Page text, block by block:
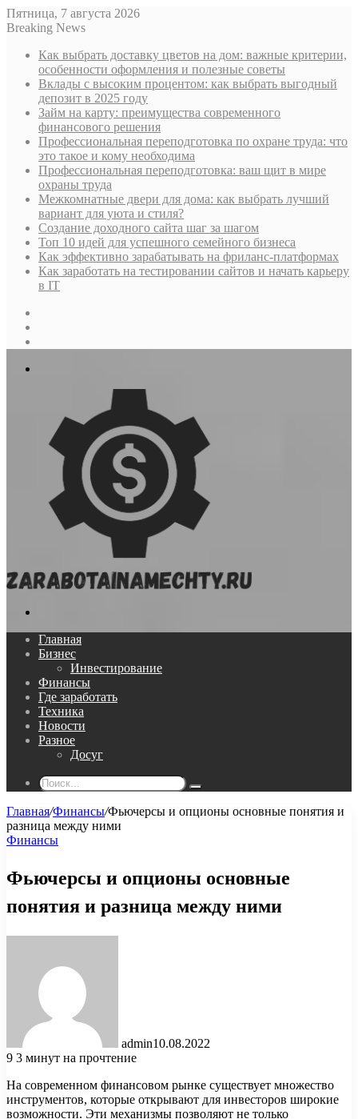
Пятница, 7 августа 2026
Breaking News
Как выбрать доставку цветов на дом: важные критерии,
особенности оформления и полезные советы
Вклады с высоким процентом: как выбрать выгодный
депозит в 2025 году
Займ на карту: преимущества современного
финансового решения
Профессиональная переподготовка по охране труда: что
это такое и кому необходима
Профессиональная переподготовка: ваш щит в мире
охраны труда
Межкомнатные двери для дома: как выбрать лучший
вариант для уюта и стиля?
Создание доходного сайта шаг за шагом
Топ 10 идей для успешного семейного бизнеса
Как эффективно зарабатывать на фриланс-платформах
Как заработать на тестировании сайтов и начать карьеру
в IT
Главная
Бизнес
Инвестирование
Финансы
Где заработать
Техника
Новости
Разное
Досуг
Поиск...
Главная/Финансы/Фьючерсы и опционы основные понятия и
разница между ними
Финансы
Фьючерсы и опционы основные
понятия и разница между ними
admin10.08.2022
9 3 минут на прочтение
На современном финансовом рынке существует множество
инструментов, которые открывают для инвесторов широкие
возможности. Эти механизмы позволяют не только